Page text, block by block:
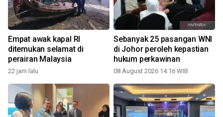
Empat awak kapal RI
ditemukan selamat di
perairan Malaysia
22 jam lalu
Sebanyak 25 pasangan WNI
di Johor peroleh kepastian
hukum perkawinan
08 August 2026 14:16 WIB